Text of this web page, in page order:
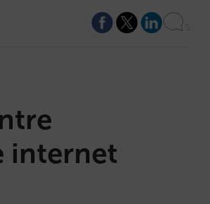
internet